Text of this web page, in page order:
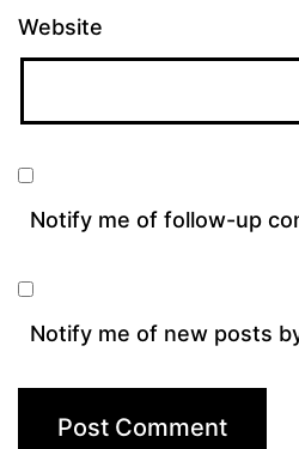
Website
Notify me of follow-up
Notify me of new posts